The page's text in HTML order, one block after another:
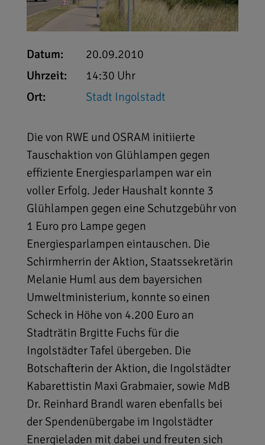
Datum:
20.09.2010
Uhrzeit:
14:30 Uhr
Ort:
Stadt Ingolstadt
Die von RWE und OSRAM initiierte
Tauschaktion von Glühlampen gegen
effiziente Energiesparlampen war ein
voller Erfolg. Jeder Haushalt konnte 3
Glühlampen gegen eine Schutzgebühr von
1 Euro pro Lampe gegen
Energiesparlampen eintauschen. Die
Schirmherrin der Aktion, Staatssekretärin
Melanie Huml aus dem bayersichen
Umweltministerium, konnte so einen
Scheck in Höhe von 4.200 Euro an
Stadträtin Brgitte Fuchs für die
Ingolstädter Tafel übergeben. Die
Botschafterin der Aktion, die Ingolstädter
Kabarettistin Maxi Grabmaier, sowie MdB
Dr. Reinhard Brandl waren ebenfalls bei
der Spendenübergabe im Ingolstädter
Energieladen mit dabei und freuten sich